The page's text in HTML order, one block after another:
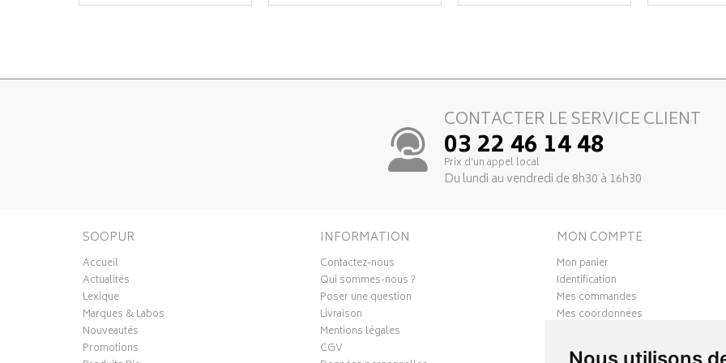
CONTACTER LE SERVICE CLIENT
03 22 46 14 48
Prix d’un appel local
Du lundi au vendredi de 8h30 à 16h30
SOOPUR
Accueil
Actualités
Lexique
Marques & Labos
Nouveautés
Promotions
INFORMATION
Contactez-nous
Qui sommes-nous ?
Poser une question
Livraison
Mentions légales
CGV
MON COMPTE
Mon panier
Identification
Mes commandes
Mes coordonnées
Mes favoris